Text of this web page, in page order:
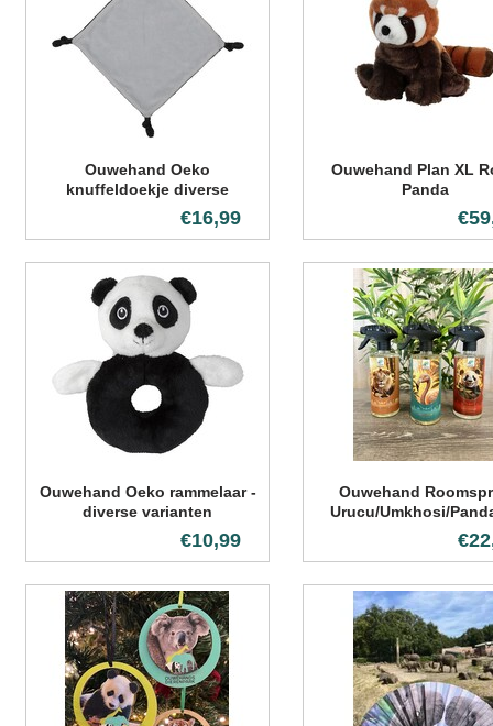
Ouwehand Oeko
knuffeldoekje diverse
€16,99
Ouwehand Plan XL
Panda
Ouwehand Oeko rammelaar -
diverse varianten
€10,99
Ouwehand
Urucu/Umkhosi/